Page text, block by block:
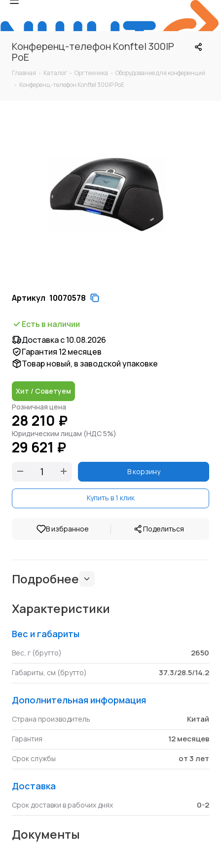
Конференц-телефон Konftel 300IP
PoE
Главная - Каталог - Оргтехника - Оборудование для конференций
- Конференц-телефон Konftel 300IP PoE
Артикул 10070578
Есть в наличии
Доставка с 10.08.2026
Гарантия 12 месяцев
Товар новый, в заводской упаковке
Хит / Советуем
Розничная цена
28 210 ₽
Юридическим лицам (НДС 5%)
29 621 ₽
В корзину
Купить в 1 клик
В избранное | Поделиться
Подробнее
Характеристики
Вес и габариты
Вес, г (брутто) 2650
Габариты, см (брутто) 37.3/28.5/14.2
Дополнительная информация
Страна производитель Китай
Гарантия 12 месяцев
Срок службы от 3 лет
Доставка
Срок доставки в рабочих днях 0-2
Документы